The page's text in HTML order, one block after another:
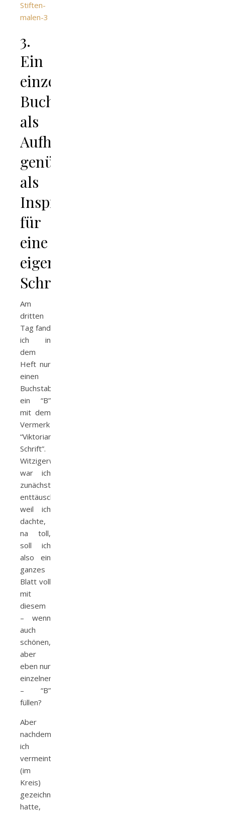
3.
Ein
einzelner
Buchstabe
als
Aufhänger
genügt
als
Inspiration
für
eine
eigene
Schrift
Am
dritten
Tag fand
ich in
dem
Heft nur
einen
Buchstaben:
ein “B”
mit dem
Vermerk
“Viktoriansiche
Schrift”.
Witzigerweise
war ich
zunächst
enttäuscht,
weil ich
dachte,
na toll,
soll ich
also ein
ganzes
Blatt voll
mit
diesem
– wenn
auch
schönen,
aber
eben nur
einzelnen
– “B”
füllen?
Aber
nachdem
ich
vermeintliches B
(im
Kreis)
gezeichnet
hatte,